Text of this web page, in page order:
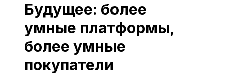
Будущее: более
умные платформы,
более умные
покупатели